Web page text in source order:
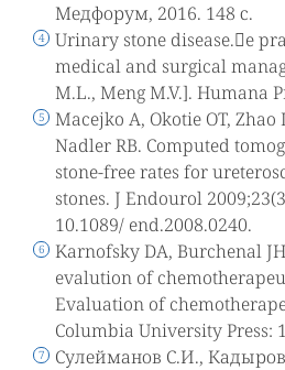
Медфорум, 2016. 148 с.
Urinary stone disease.e
medical and surgical
M.L., Meng M.V.]. Humana
Macejko A, Okotie OT, Zhao
Nadler RB. Computed
stone-free rates for
stones. J Endourol
10.1089/ end.2008.0240.
Karnofsky DA, Burchenal
evalution of
Evaluation of
Columbia University Press:
Сулейманов С.И.,